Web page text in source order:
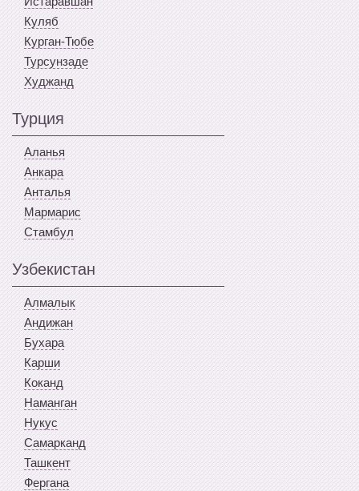
Куляб
Курган-Тюбе
Турсунзаде
Худжанд
Турция
Аланья
Анкара
Анталья
Мармарис
Стамбул
Узбекистан
Алмалык
Андижан
Бухара
Карши
Коканд
Наманган
Нукус
Самарканд
Ташкент
Фергана